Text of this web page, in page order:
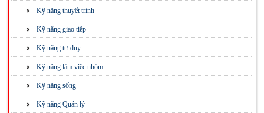
Kỹ năng thuyết trình
Kỹ năng giao tiếp
Kỹ năng tư duy
Kỹ năng làm việc nhóm
Kỹ năng sống
Kỹ năng Quản lý